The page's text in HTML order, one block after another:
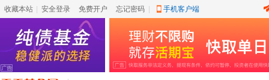
收藏本站 安全登录 免费开户 忘记密码 手机客户端